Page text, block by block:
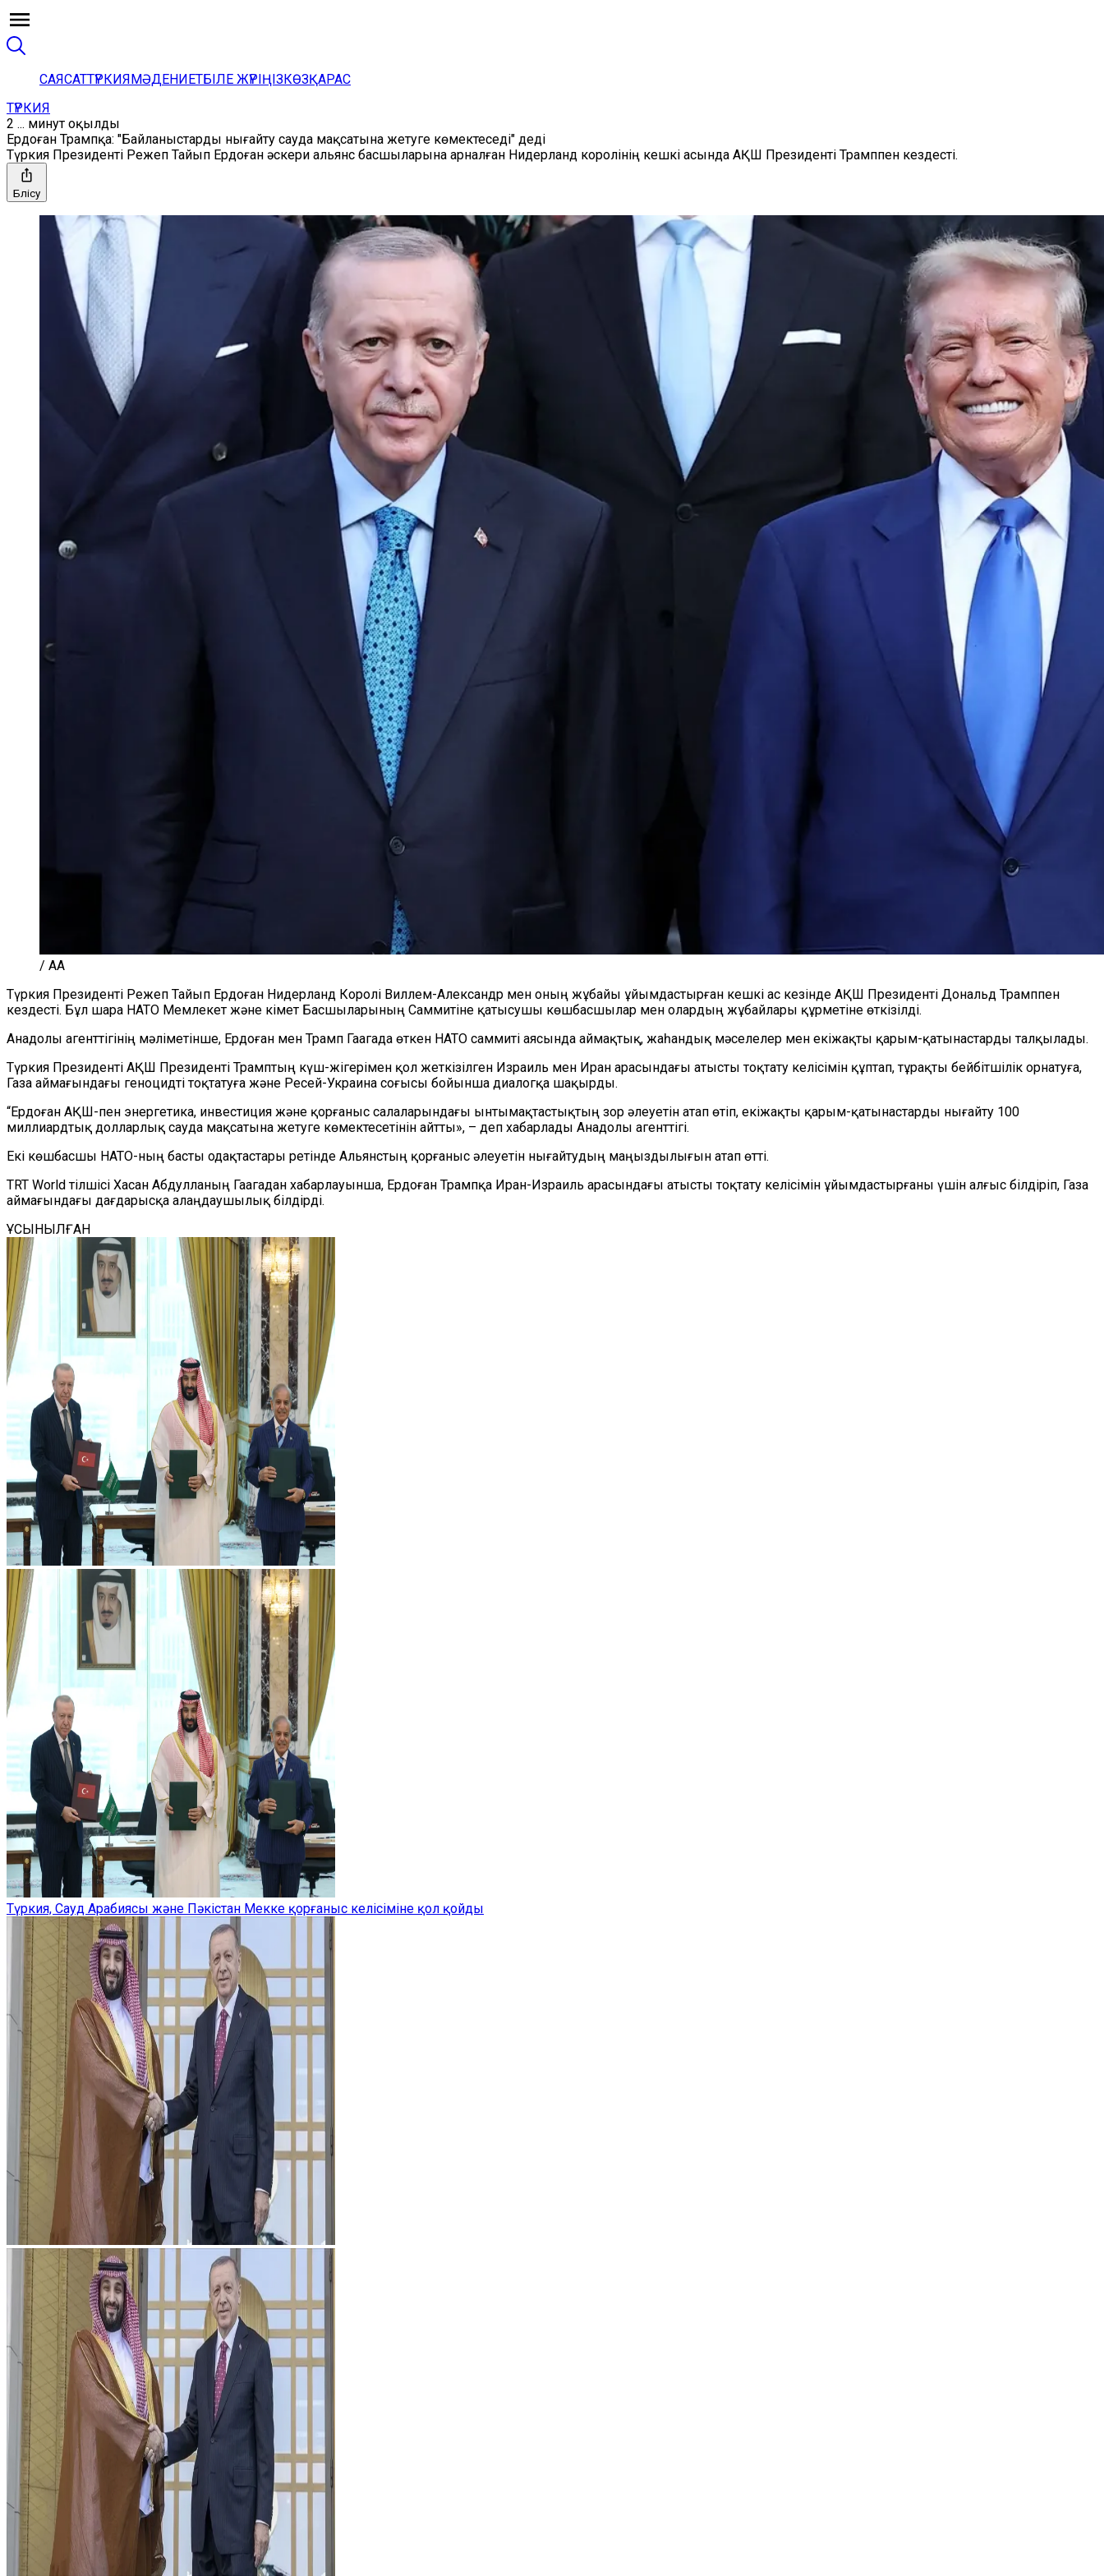
САЯСАТТҮРКИЯМӘДЕНИЕТБІЛЕ ЖҮРІҢІЗКӨЗҚАРАС
ТҮРКИЯ
2 ... минут оқылды
Ердоған Трампқа: "Байланыстарды нығайту сауда мақсатына жетуге көмектеседі" деді
Түркия Президенті Режеп Тайып Ердоған әскери альянс басшыларына арналған Нидерланд королінің кешкі асында АҚШ Президенті Трамппен кездесті.
Бөлісу
/ AA
Түркия Президенті Режеп Тайып Ердоған Нидерланд Королі Виллем-Александр мен оның жұбайы ұйымдастырған кешкі ас кезінде АҚШ Президенті Дональд Трамппен
кездесті. Бұл шара НАТО Мемлекет және Үкімет Басшыларының Саммитіне қатысушы көшбасшылар мен олардың жұбайлары құрметіне өткізілді.
Анадолы агенттігінің мәліметінше, Ердоған мен Трамп Гаагада өткен НАТО саммиті аясында аймақтық, жаһандық мәселелер мен екіжақты қарым-қатынастарды талқылады.
Түркия Президенті АҚШ Президенті Трамптың күш-жігерімен қол жеткізілген Израиль мен Иран арасындағы атысты тоқтату келісімін құптап, тұрақты бейбітшілік орнатуға,
Газа аймағындағы геноцидті тоқтатуға және Ресей-Украина соғысы бойынша диалогқа шақырды.
“Ердоған АҚШ-пен энергетика, инвестиция және қорғаныс салаларындағы ынтымақтастықтың зор әлеуетін атап өтіп, екіжақты қарым-қатынастарды нығайту 100
миллиардтық долларлық сауда мақсатына жетуге көмектесетінін айтты», – деп хабарлады Анадолы агенттігі.
Екі көшбасшы НАТО-ның басты одақтастары ретінде Альянстың қорғаныс әлеуетін нығайтудың маңыздылығын атап өтті.
TRT World тілшісі Хасан Абдулланың Гаагадан хабарлауынша, Ердоған Трампқа Иран-Израиль арасындағы атысты тоқтату келісімін ұйымдастырғаны үшін алғыс білдіріп, Газа
аймағындағы дағдарысқа алаңдаушылық білдірді.
ҰСЫНЫЛҒАН
Түркия, Сауд Арабиясы және Пәкістан Мекке қорғаныс келісіміне қол қойды